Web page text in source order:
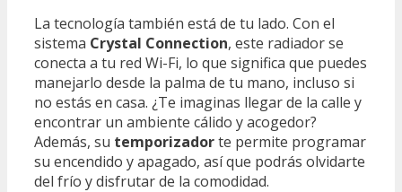
La tecnología también está de tu lado. Con el
sistema Crystal Connection, este radiador se
conecta a tu red Wi-Fi, lo que significa que puedes
manejarlo desde la palma de tu mano, incluso si
no estás en casa. ¿Te imaginas llegar de la calle y
encontrar un ambiente cálido y acogedor?
Además, su temporizadorte permite programar
su encendido y apagado, así que podrás olvidarte
del frío y disfrutar de la comodidad.